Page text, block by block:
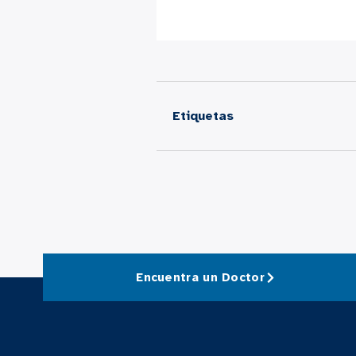
Etiquetas
Encuentra un Doctor